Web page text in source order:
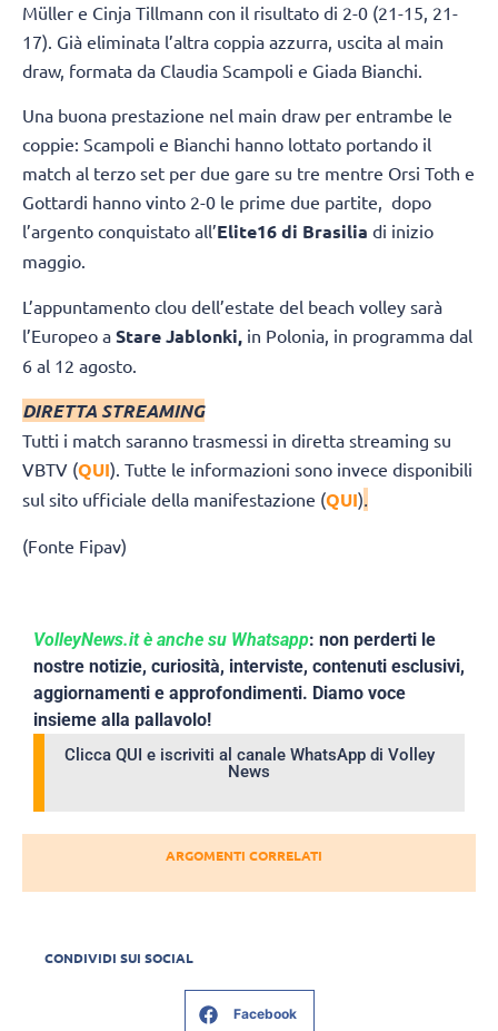
Müller e Cinja Tillmann con il risultato di 2-0 (21-15, 21-
17). Già eliminata l’altra coppia azzurra, uscita al main
draw, formata da Claudia Scampoli e Giada Bianchi.
Una buona prestazione nel main draw per entrambe le
coppie: Scampoli e Bianchi hanno lottato portando il
match al terzo set per due gare su tre mentre Orsi Toth e
Gottardi hanno vinto 2-0 le prime due partite, dopo
l’argento conquistato all’Elite16 di Brasilia di inizio
maggio.
L’appuntamento clou dell’estate del beach volley sarà
l’Europeo a Stare Jablonki, in Polonia, in programma dal
6 al 12 agosto.
DIRETTA STREAMING
Tutti i match saranno trasmessi in diretta streaming su
VBTV (QUI). Tutte le informazioni sono invece disponibili
sul sito ufficiale della manifestazione (QUI).
(Fonte Fipav)
VolleyNews.it è anche su Whatsapp: non perderti le
nostre notizie, curiosità, interviste, contenuti esclusivi,
aggiornamenti e approfondimenti. Diamo voce
insieme alla pallavolo!
Clicca QUI e iscriviti al canale WhatsApp di Volley
News
ARGOMENTI CORRELATI
CONDIVIDI SUI SOCIAL
Facebook